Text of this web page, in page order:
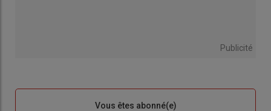
Publicité
Vous êtes abonné(e)